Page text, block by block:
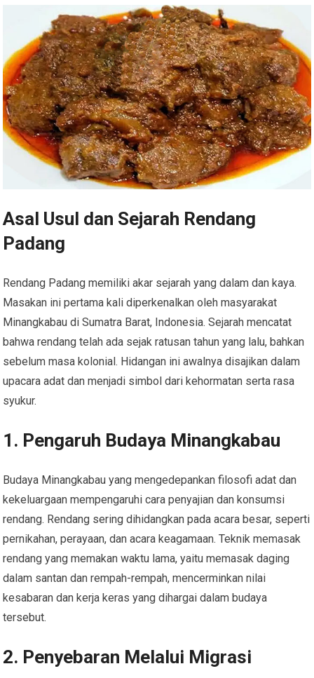
Asal Usul dan Sejarah Rendang
Padang
Rendang Padang memiliki akar sejarah yang dalam dan kaya.
Masakan ini pertama kali diperkenalkan oleh masyarakat
Minangkabau di Sumatra Barat, Indonesia. Sejarah mencatat
bahwa rendang telah ada sejak ratusan tahun yang lalu, bahkan
sebelum masa kolonial. Hidangan ini awalnya disajikan dalam
upacara adat dan menjadi simbol dari kehormatan serta rasa
syukur.
1. Pengaruh Budaya Minangkabau
Budaya Minangkabau yang mengedepankan filosofi adat dan
kekeluargaan mempengaruhi cara penyajian dan konsumsi
rendang. Rendang sering dihidangkan pada acara besar, seperti
pernikahan, perayaan, dan acara keagamaan. Teknik memasak
rendang yang memakan waktu lama, yaitu memasak daging
dalam santan dan rempah-rempah, mencerminkan nilai
kesabaran dan kerja keras yang dihargai dalam budaya
tersebut.
2. Penyebaran Melalui Migrasi